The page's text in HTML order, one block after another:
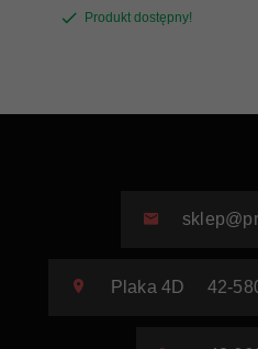
Produkt dostępny!
Plaka 4D 42-